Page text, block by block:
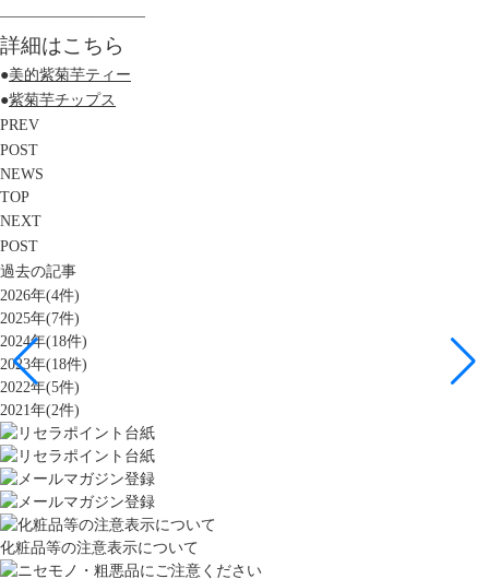
—————————–
詳細はこちら
●美的紫菊芋ティー
●紫菊芋チップス
PREV
POST
NEWS
TOP
NEXT
POST
過去の記事
2026年(4件)
2025年(7件)
2024年(18件)
2023年(18件)
2022年(5件)
2021年(2件)
化粧品等の注意表示について